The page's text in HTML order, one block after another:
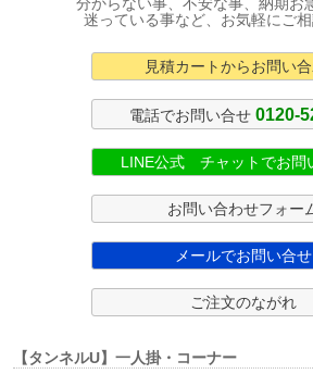
分からない事、不安な事、納期お
迷っている事など、お気軽にご相
見積カートからお問い
電話でお問い合せ 0120-
LINE公式 チャットでお問
お問い合わせフォー
メールでお問い合せ
ご注文のながれ
【タンネルU】一人掛・コーナー